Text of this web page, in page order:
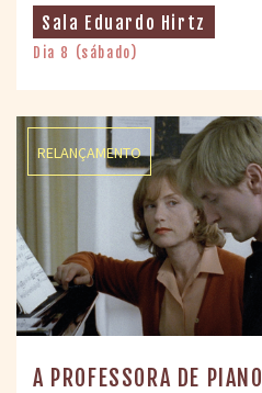
Sala Eduardo Hirtz
Dia 8 (sábado)
RELANÇAMENTO
A PROFESSORA DE PIANO